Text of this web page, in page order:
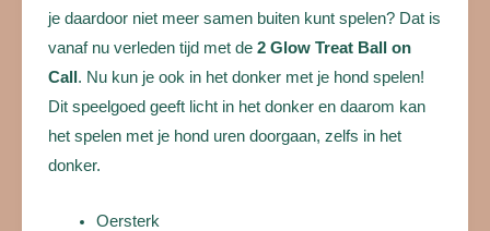
je daardoor niet meer samen buiten kunt spelen? Dat is
vanaf nu verleden tijd met de 2 Glow Treat Ball on
Call . Nu kun je ook in het donker met je hond spelen!
Dit speelgoed geeft licht in het donker en daarom kan
het spelen met je hond uren doorgaan, zelfs in het
donker.
Oersterk